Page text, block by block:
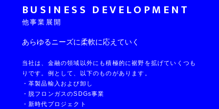
BUSINESS DEVELOPMENT
他事業展開
あらゆるニーズに柔軟に応えていく
当社は、金融の領域以外にも積極的に裾野を拡げていくつも
りです。例として、以下のものがあります。
・革製品輸入および卸し
・脱フロンガスのSDGs事業
・新時代プロジェクト